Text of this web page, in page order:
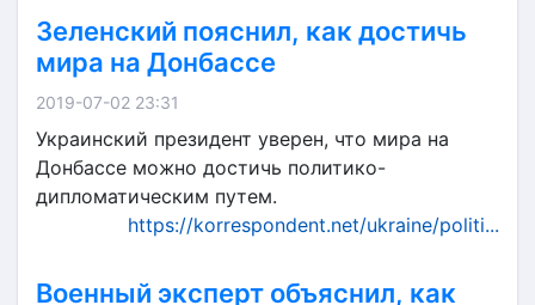
Зеленский пояснил, как достичь
мира на Донбассе
2019-07-02 23:31
Украинский президент уверен, что мира на
Донбассе можно достичь политико-
дипломатическим путем.
https://korrespondent.net/ukraine/politi...
Военный эксперт объяснил, как